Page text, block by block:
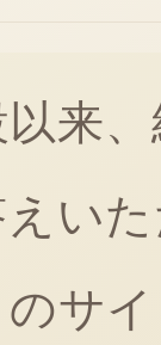
来
い
サ